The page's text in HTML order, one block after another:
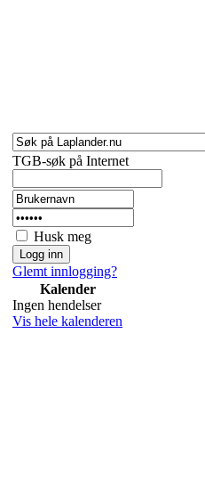
TGB-søk på Internet
Husk meg
Glemt innlogging?
Kalender
Ingen hendelser
Vis hele kalenderen